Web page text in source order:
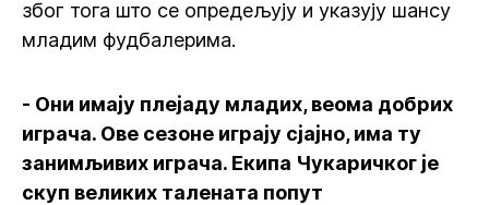
због тога што се опредељују и указују шансу
младим фудбалерима.
- Они имају плејаду младих, веома добрих
играча. Ове сезоне играју сјајно, има ту
занимљивих играча. Екипа Чукаричког је
скуп великих талената попут